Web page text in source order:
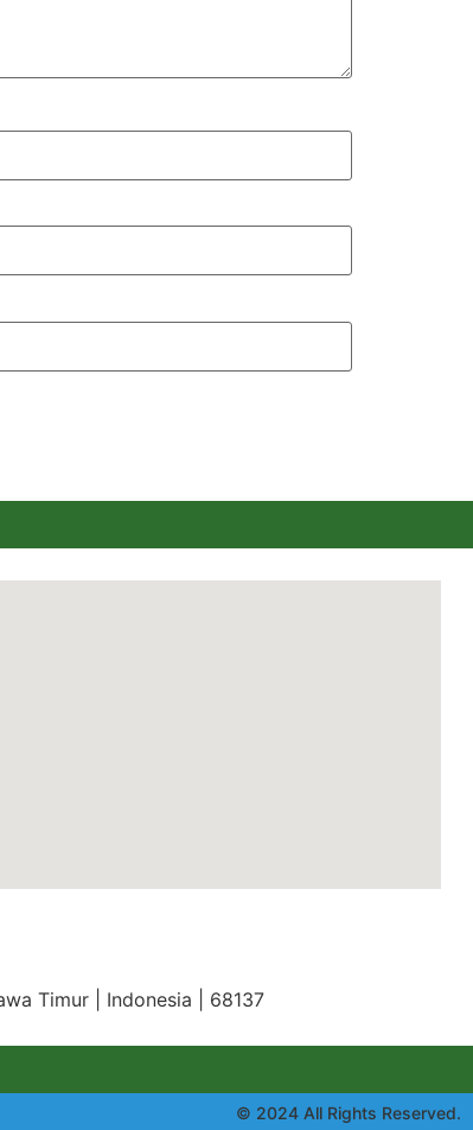
Timur | Indonesia | 68137
© 2024 All Rights Reserved.